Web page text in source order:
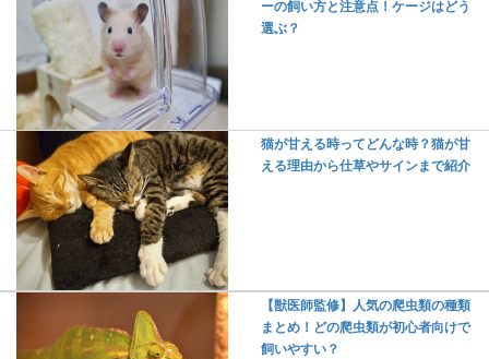
ーの飼い方と注意点！ケージはどう
選ぶ？
猫が甘える時ってどんな時？猫が甘
える理由から仕草やサインまで紹介
【獣医師監修】人気の爬虫類の種類
まとめ！どの爬虫類が初心者向けで
飼いやすい？